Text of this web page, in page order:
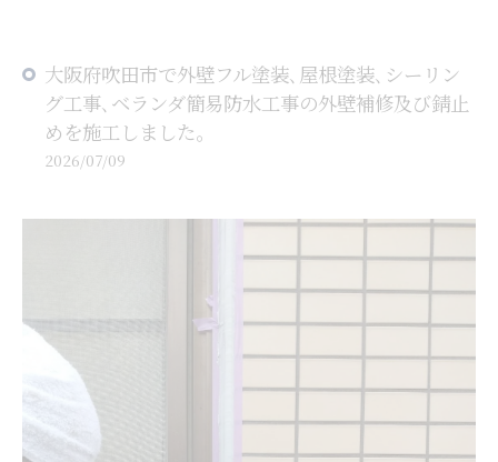
大阪府吹田市で外壁フル塗装､屋根塗装､シーリン
グ工事､ベランダ簡易防水工事の外壁補修及び錆止
めを施工しました。
2026/07/09